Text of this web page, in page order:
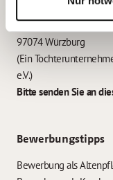
Garitz
Kantstraße 45a
97074 Würzburg
(Ein
e.V.)
Bitte senden Sie an
Bewerbungstipps
Bewerbung als